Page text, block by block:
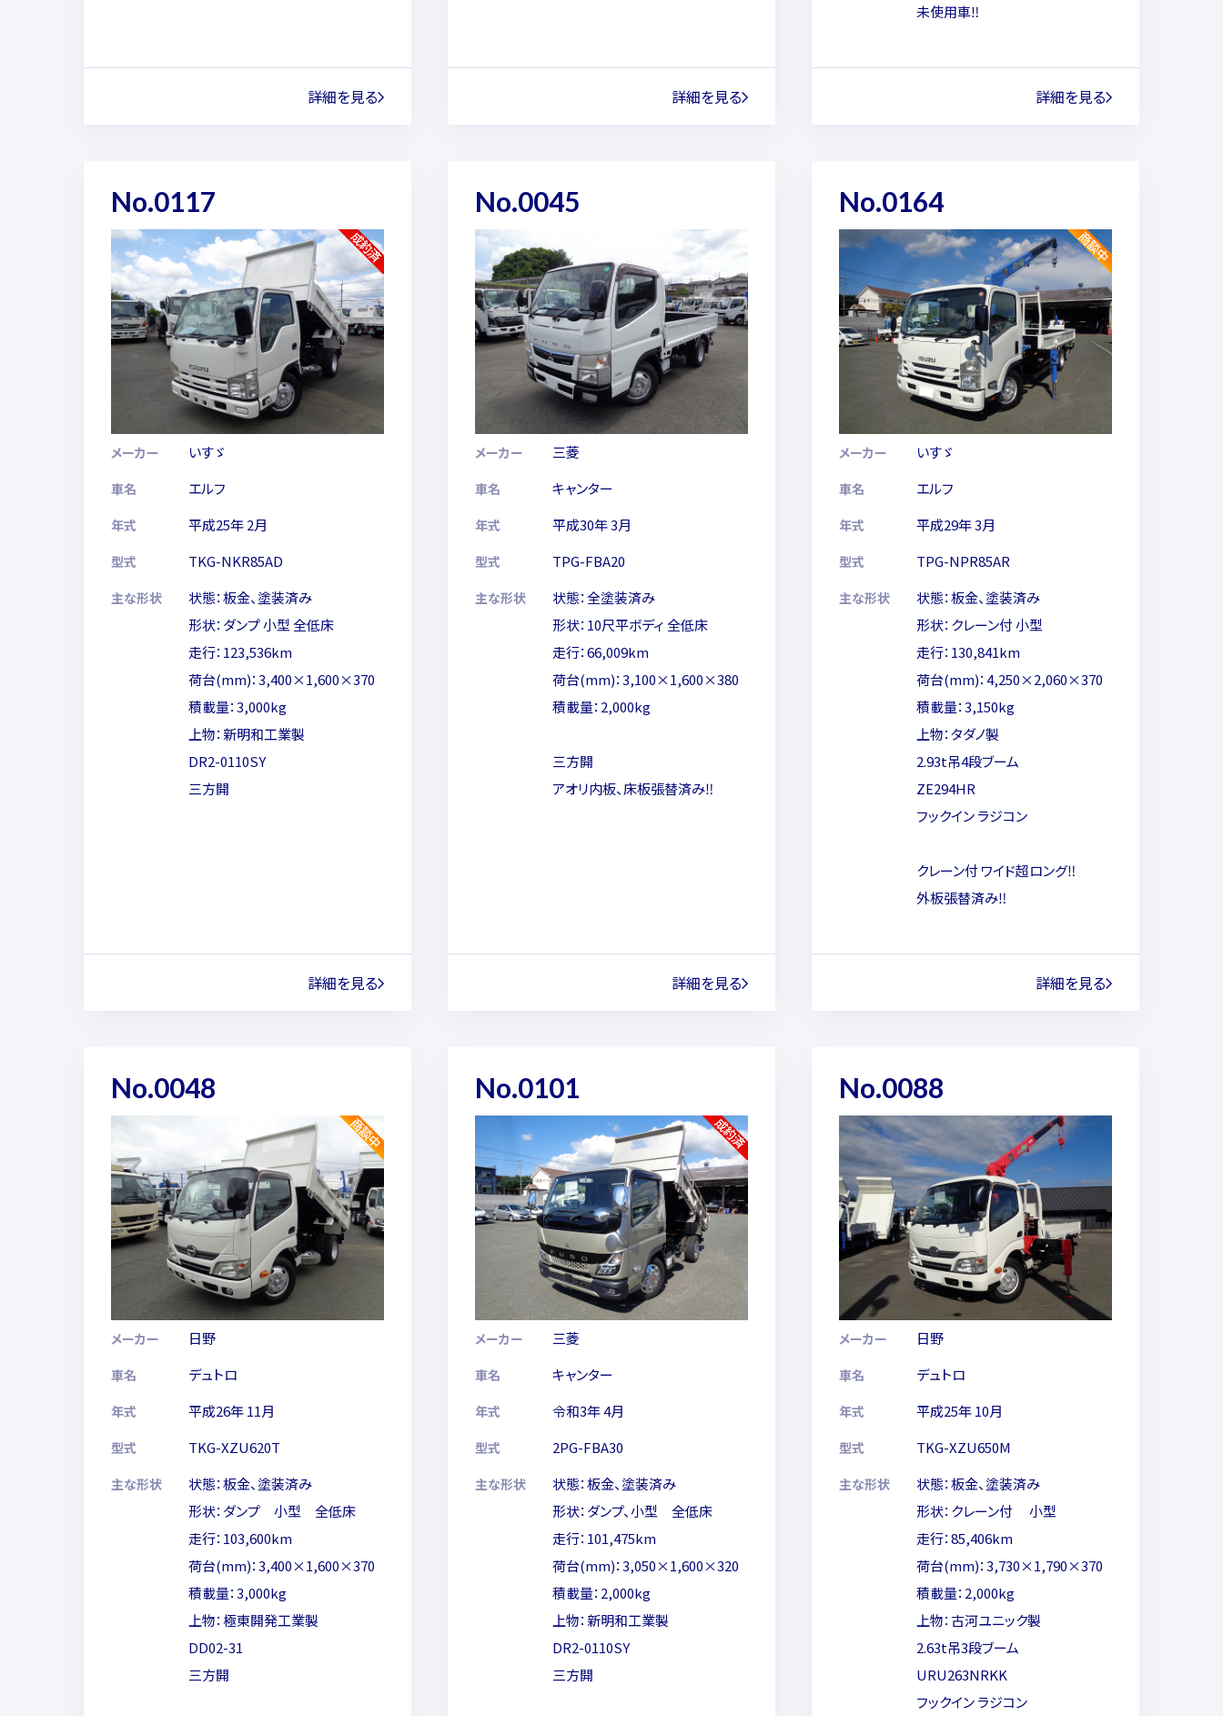
詳細を見る 詳細を見る
未使用車‼
詳細を見る
No.0117
メーカー いすゞ
車名 エルフ
年式 平成25年 2月
型式 TKG-NKR85AD
主な形状
状態：板金、塗装済み
形状：ダンプ 小型 全低床
走行：123,536km
荷台(mm)：3,400×1,600×370
積載量：3,000kg
上物：新明和工業製
DR2-0110SY
三方開
詳細を見る
No.0045
メーカー 三菱
車名 キャンター
年式 平成30年 3月
型式 TPG-FBA20
主な形状
状態：全塗装済み
形状：10尺平ボディ 全低床
走行：66,009km
荷台(mm)：3,100×1,600×380
積載量：2,000kg
三方開
アオリ内板、床板張替済み‼
詳細を見る
No.0164
メーカー いすゞ
車名 エルフ
年式 平成29年 3月
型式 TPG-NPR85AR
主な形状
状態：板金、塗装済み
形状：クレーン付 小型
走行：130,841km
荷台(mm)：4,250×2,060×370
積載量：3,150kg
上物：タダノ製
2.93t吊4段ブーム
ZE294HR
フックイン ラジコン
クレーン付 ワイド超ロング‼
外板張替済み‼
詳細を見る
No.0048
メーカー 日野
車名 デュトロ
年式 平成26年 11月
型式 TKG-XZU620T
主な形状
状態：板金、塗装済み
形状：ダンプ 小型 全低床
走行：103,600km
荷台(mm)：3,400×1,600×370
積載量：3,000kg
上物：極東開発工業製
DD02-31
三方開
No.0101
メーカー 三菱
車名 キャンター
年式 令和3年 4月
型式 2PG-FBA30
主な形状
状態：板金、塗装済み
形状：ダンプ、小型 全低床
走行：101,475km
荷台(mm)：3,050×1,600×320
積載量：2,000kg
上物：新明和工業製
DR2-0110SY
三方開
No.0088
メーカー 日野
車名 デュトロ
年式 平成25年 10月
型式 TKG-XZU650M
主な形状
状態：板金、塗装済み
形状：クレーン付 小型
走行：85,406km
荷台(mm)：3,730×1,790×370
積載量：2,000kg
上物：古河ユニック製
2.63t吊3段ブーム
URU263NRKK
フックイン ラジコン